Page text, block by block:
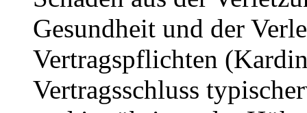
Gesundheit und der
Vertragspflichten
Vertragsschluss